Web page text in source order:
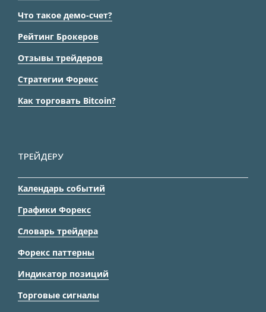
Что такое демо-счет?
Рейтинг Брокеров
Отзывы трейдеров
Стратегии Форекс
Как торговать Bitcoin?
ТРЕЙДЕРУ
Календарь событий
Графики Форекс
Словарь трейдера
Форекс паттерны
Индикатор позиций
Торговые сигналы